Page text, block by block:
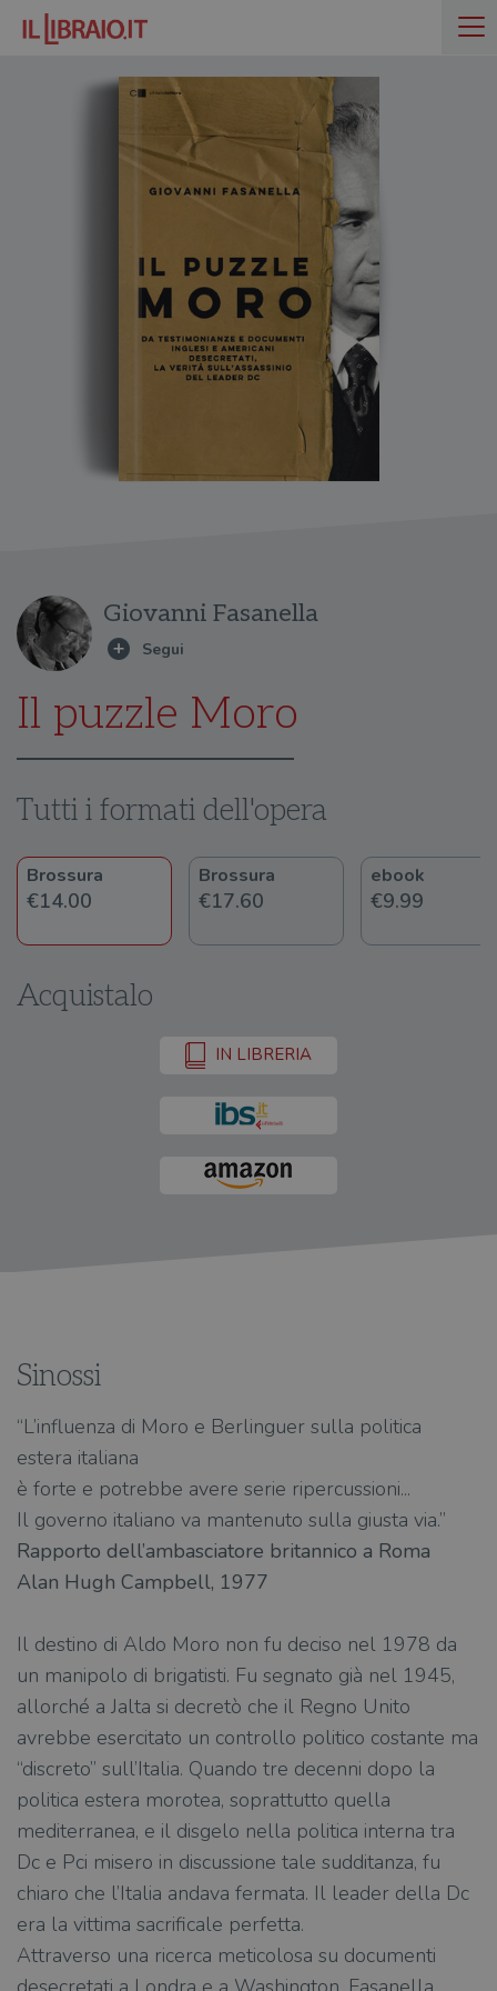
Giovanni Fasanella
Il puzzle Moro
Tutti i formati dell'opera
Brossura
€14.00
Brossura
€17.60
ebook
€9.99
Acquistalo
IN LIBRERIA
Sinossi
“L’influenza di Moro e Berlinguer sulla politica
estera italiana
è forte e potrebbe avere serie ripercussioni...
Il governo italiano va mantenuto sulla giusta via.”
Rapporto dell’ambasciatore britannico a Roma
Alan Hugh Campbell, 1977
Il destino di Aldo Moro non fu deciso nel 1978 da
un manipolo di brigatisti. Fu segnato già nel 1945,
allorché a Jalta si decretò che il Regno Unito
avrebbe esercitato un controllo politico costante ma
“discreto” sull’Italia. Quando tre decenni dopo la
politica estera morotea, soprattutto quella
mediterranea, e il disgelo nella politica interna tra
Dc e Pci misero in discussione tale sudditanza, fu
chiaro che l’Italia andava fermata. Il leader della Dc
era la vittima sacrificale perfetta.
Attraverso una ricerca meticolosa su documenti